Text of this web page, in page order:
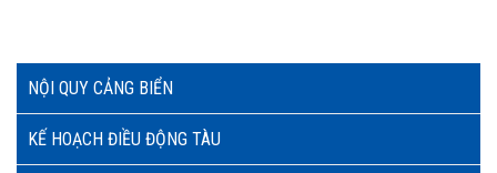
NỘI QUY CẢNG BIỂN
KẾ HOẠCH ĐIỀU ĐỘNG TÀU